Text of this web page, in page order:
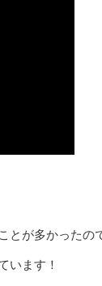
が多かったの
います！